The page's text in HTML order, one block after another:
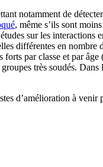
notamment de
, même s’ils sont
sur les interactions
différentes en nombre
forts par classe et par
très soudés. Dans
d’amélioration à venir